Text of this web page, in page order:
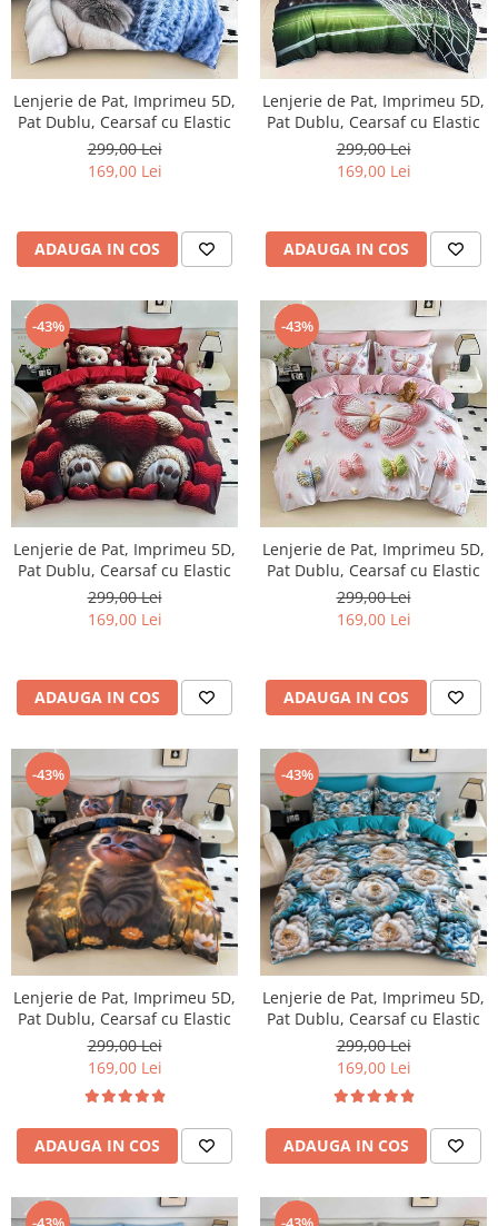
Lenjerie de Pat, Imprimeu 5D,
Pat Dublu, Cearsaf cu Elastic
299,00 Lei
169,00 Lei
ADAUGA IN COS
Lenjerie de Pat, Imprimeu 5D,
Pat Dublu, Cearsaf cu Elastic
299,00 Lei
169,00 Lei
ADAUGA IN COS
-43%
Lenjerie de Pat, Imprimeu 5D,
Pat Dublu, Cearsaf cu Elastic
299,00 Lei
169,00 Lei
ADAUGA IN COS
-43%
Lenjerie de Pat, Imprimeu 5D,
Pat Dublu, Cearsaf cu Elastic
299,00 Lei
169,00 Lei
ADAUGA IN COS
-43%
Lenjerie de Pat, Imprimeu 5D,
Pat Dublu, Cearsaf cu Elastic
299,00 Lei
169,00 Lei
ADAUGA IN COS
-43%
Lenjerie de Pat, Imprimeu 5D,
Pat Dublu, Cearsaf cu Elastic
299,00 Lei
169,00 Lei
ADAUGA IN COS